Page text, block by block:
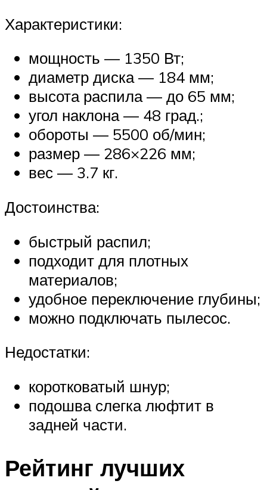
Характеристики:
мощность — 1350 Вт;
диаметр диска — 184 мм;
высота распила — до 65 мм;
угол наклона — 48 град.;
обороты — 5500 об/мин;
размер — 286×226 мм;
вес — 3.7 кг.
Достоинства:
быстрый распил;
подходит для плотных
материалов;
удобное переключение глубины;
можно подключать пылесос.
Недостатки:
коротковатый шнур;
подошва слегка люфтит в
задней части.
Рейтинг лучших